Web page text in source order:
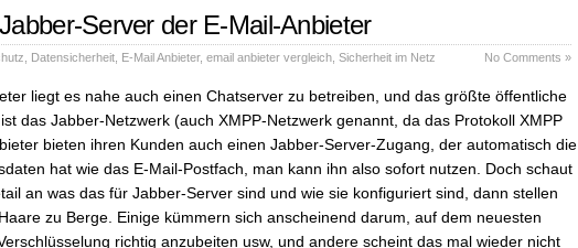
Server der E-Mail-Anbieter
Datensicherheit E-Mail Anbieter, email anbieter vergleich Sicherheit im Netz No Comments »
liegt es nahe auch einen Chatserver zu betreiben, und das größte öffentliche
das Jabber-Netzwerk (auch XMPP-Netzwerk genannt, da das Protokoll XMPP
bieten ihren Kunden auch einen Jabber-Server-Zugang, der automatisch die
hat wie das E-Mail-Postfach, man kann ihn also sofort nutzen. Doch schaut
an was das für Jabber-Server sind und wie sie konfiguriert sind, dann stellen
zu Berge. Einige kümmern sich anscheinend darum, auf dem neuesten
richtig anzubeiten usw, und andere scheint das mal wieder nicht